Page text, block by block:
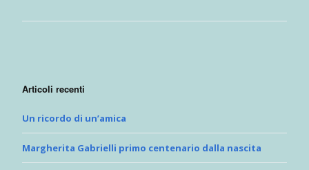
Articoli recenti
Un ricordo di un’amica
Margherita Gabrielli primo centenario dalla nascita